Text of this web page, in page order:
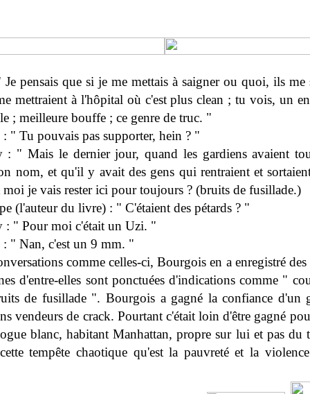
pensais que si je me mettais à saigner ou quoi, ils me
mettraient à l'hôpital où c'est plus clean ; tu vois, un
; meilleure bouffe ; ce genre de truc. "
" Tu pouvais pas supporter, hein ? "
: " Mais le dernier jour, quand les gardiens avaient
nom, et qu'il y avait des gens qui rentraient et
moi je vais rester ici pour toujours ? (bruits de fusillade.)
(l'auteur du livre) : " C'étaient des pétards ? "
: " Pour moi c'était un Uzi. "
" Nan, c'est un 9 mm. "
comme celles-ci, Bourgois en a enregistré des
d'entre-elles sont ponctuées d'indications comme "
de fusillade ". Bourgois a gagné la confiance d'un
vendeurs de crack. Pourtant c'était loin d'être gagné
blanc, habitant Manhattan, propre sur lui et pas du
tempête chaotique qu'est la pauvreté et la